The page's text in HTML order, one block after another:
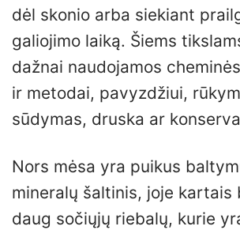
dėl skonio arba siekiant
galiojimo laiką. Šiems
dažnai naudojamos
ir metodai, pavyzdžiui,
sūdymas, druska ar
Nors mėsa yra puikus
mineralų šaltinis, joje kartais
daug sočiųjų riebalų, kurie